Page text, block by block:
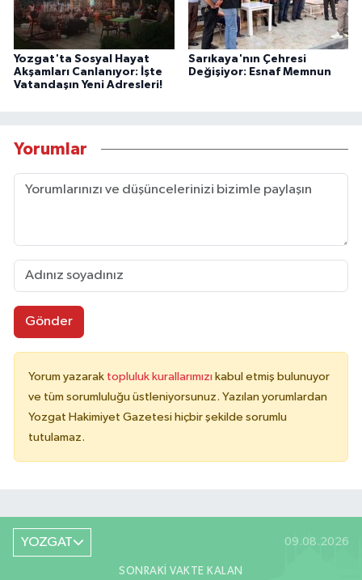
Yozgat'ta Sosyal Hayat
Akşamları Canlanıyor: İşte
Vatandaşın Yeni Adresleri!
Sarıkaya'nın Çehresi
Değişiyor: Esnaf Memnun
Yorumlar
Gönder
Yorum yazarak topluluk kurallarımızı kabul etmiş bulunuyor
ve tüm sorumluluğu üstleniyorsunuz. Yazılan yorumlardan
Yozgat Hakimiyet Gazetesi hiçbir şekilde sorumlu
tutulamaz.
YOZGAT 09.08.2026
SONRAKI VAKTE KALAN